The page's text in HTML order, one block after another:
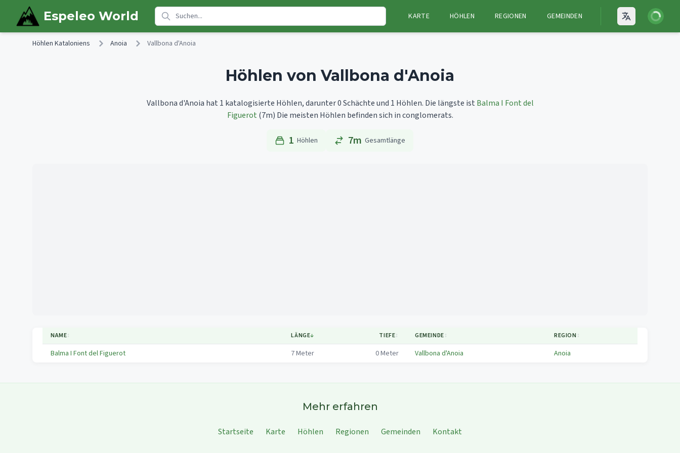
Skip to main content
Espeleo World KARTE HÖHLEN REGIONEN GEMEINDEN Open
Anmelden
Höhlen Kataloniens Anoia Vallbona d'Anoia
Höhlen von Vallbona d'Anoia
Vallbona d'Anoia hat 1 katalogisierte Höhlen, darunter 0 Schächte und 1 Höhlen. Die längste ist Balma I Font del
Figuerot (7m) Die meisten Höhlen befinden sich in conglomerats.
1 Höhlen 7m Gesamtlänge
NAME↕ LÄNGE↓ TIEFE↕ GEMEINDE↕ REGION ↕
Balma I Font del Figuerot 7Meter 0Meter Vallbona d'Anoia Anoia
Mehr erfahren
Startseite Karte Höhlen Regionen Gemeinden Kontakt